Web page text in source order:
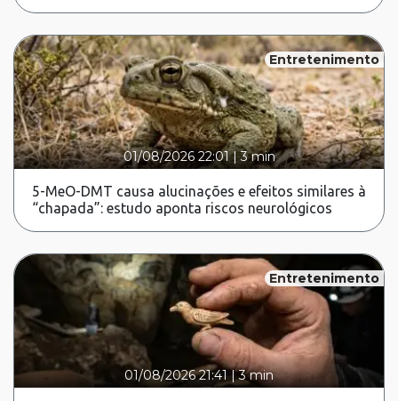
Entretenimento
01/08/2026 22:01|3 min
5-MeO-DMT causa alucinações e efeitos similares à
“chapada”: estudo aponta riscos neurológicos
Entretenimento
01/08/2026 21:41 |3 min